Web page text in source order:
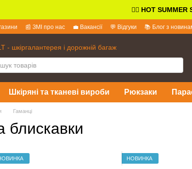
👉🏻 HOT SUMMER
📰 ЗМІ про нас 💼 Вакансії 💬 Відгуки 📚 Блог з
- шкіргалантерея і дорожній багаж
Шкіряні та тканеві вироби Рюкзаки
Гаманці
блискавки
НОВИНКА